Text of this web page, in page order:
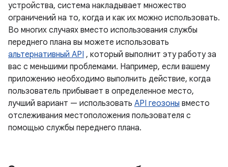
устройства, система накладывает множество
ограничений на то, когда и как их можно использовать.
Во многих случаях вместо использования службы
переднего плана вы можете использовать
альтернативный API , который выполнит эту работу за
вас с меньшими проблемами. Например, если вашему
приложению необходимо выполнить действие, когда
пользователь прибывает в определенное место,
лучший вариант — использовать API геозоны вместо
отслеживания местоположения пользователя с
помощью службы переднего плана.